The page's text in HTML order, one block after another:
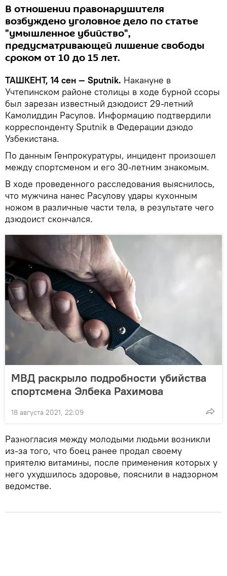
В отношении правонарушителя
возбуждено уголовное дело по статье
"умышленное убийство",
предусматривающей лишение свободы
сроком от 10 до 15 лет.
ТАШКЕНТ, 14 сен — Sputnik. Накануне в
Учтепинском районе столицы в ходе бурной ссоры
был зарезан известный дзюдоист 29-летний
Камолиддин Расулов. Информацию подтвердили
корреспонденту Sputnik в Федерации дзюдо
Узбекистана.
По данным Генпрокуратуры, инцидент произошел
между спортсменом и его 30-летним знакомым.
В ходе проведенного расследования выяснилось,
что мужчина нанес Расулову удары кухонным
ножом в различные части тела, в результате чего
дзюдоист скончался.
МВД раскрыло подробности убийства
спортсмена Элбека Рахимова
18 августа 2021, 22:09
Разногласия между молодыми людьми возникли
из-за того, что боец ранее продал своему
приятелю витамины, после применения которых у
него ухудшилось здоровье, пояснили в надзорном
ведомстве.